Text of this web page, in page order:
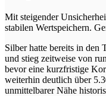
Mit steigender
stabilen Wertspeichern.
Silber hatte bereits in den
und stieg zeitweise von
bevor eine kurzfristige
weiterhin deutlich über
unmittelbarer Nähe